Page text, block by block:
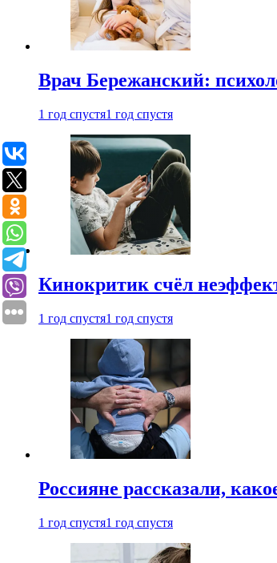
Врач Бережанский:
1 год спустя1 год спустя
Кинокритик счёл
1 год спустя1 год спустя
Россияне рассказали,
1 год спустя1 год спустя